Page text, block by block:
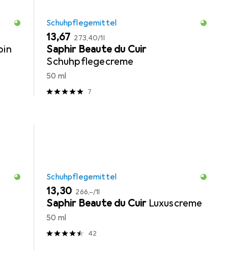
Schuhpflegemittel
EUR
13,67 EUR
273,40/1l
Saphir Beaute du Cuir
Schuhpflegecreme
50 ml
7
Schuhpflegemittel
EUR
13,30 EUR
266,–/1l
Saphir Beaute du Cuir Luxuscreme
50 ml
42